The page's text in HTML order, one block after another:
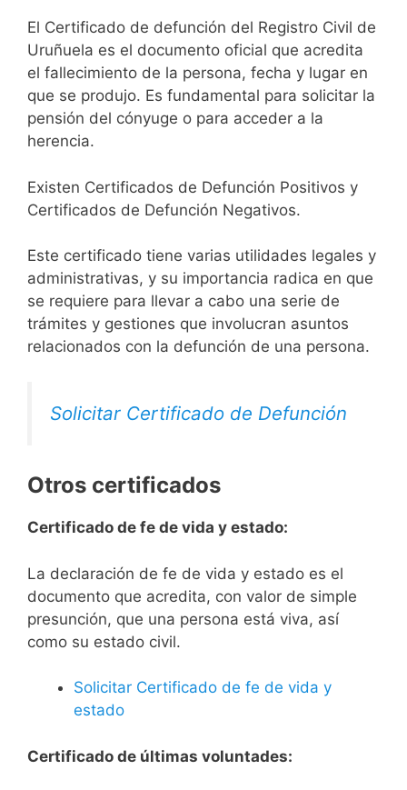
El Certificado de defunción del Registro Civil de
Uruñuela es el documento oficial que acredita
el fallecimiento de la persona, fecha y lugar en
que se produjo. Es fundamental para solicitar la
pensión del cónyuge o para acceder a la
herencia.
Existen Certificados de Defunción Positivos y
Certificados de Defunción Negativos.
Este certificado tiene varias utilidades legales y
administrativas, y su importancia radica en que
se requiere para llevar a cabo una serie de
trámites y gestiones que involucran asuntos
relacionados con la defunción de una persona.
Solicitar Certificado de Defunción
Otros certificados
Certificado de fe de vida y estado:
La declaración de fe de vida y estado es el
documento que acredita, con valor de simple
presunción, que una persona está viva, así
como su estado civil.
Solicitar Certificado de fe de vida y
estado
Certificado de últimas voluntades: